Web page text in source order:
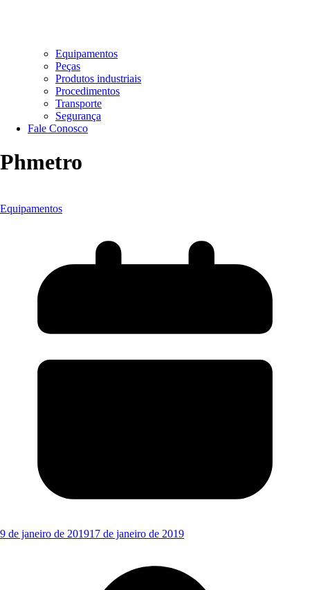
Equipamentos
Peças
Produtos industriais
Procedimentos
Transporte
Segurança
Fale Conosco
Phmetro
Equipamentos
9 de janeiro de 201917 de janeiro de 2019